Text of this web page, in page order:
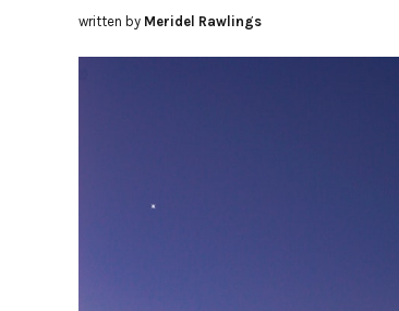
written by Meridel Rawlings